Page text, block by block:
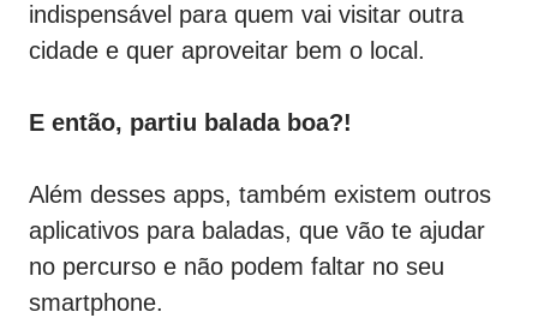
indispensável para quem vai visitar outra
cidade e quer aproveitar bem o local.
E então, partiu balada boa?!
Além desses apps, também existem outros
aplicativos para baladas, que vão te ajudar
no percurso e não podem faltar no seu
smartphone.